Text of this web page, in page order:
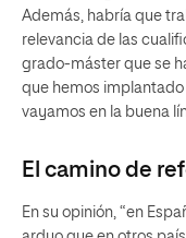
Además, habría que
relevancia de las
grado-máster que se
que hemos
vayamos en la buena
El camino de
En su opinión, “en